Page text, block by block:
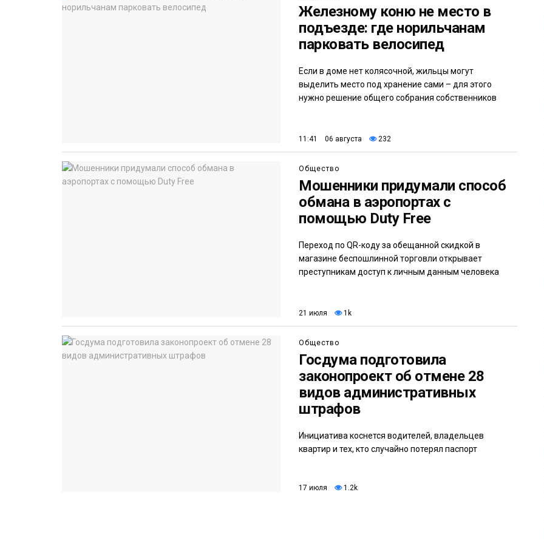
Железному коню не место в
подъезде: где норильчанам
парковать велосипед
Если в доме нет колясочной, жильцы могут
выделить место под хранение сами – для этого
нужно решение общего собрания собственников
11:41 06 августа 232
Общество
Мошенники придумали способ
обмана в аэропортах с
помощью Duty Free
Переход по QR-коду за обещанной скидкой в
магазине беспошлинной торговли открывает
преступникам доступ к личным данным человека
21 июля 1k
Общество
Госдума подготовила
законопроект об отмене 28
видов административных
штрафов
Инициатива коснется водителей, владельцев
квартир и тех, кто случайно потерял паспорт
17 июля 1.2k